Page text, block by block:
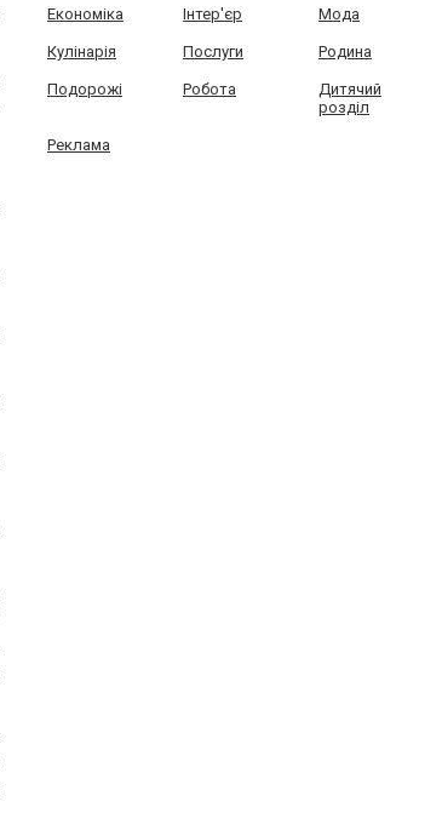
Економіка Інтер'єр Мода
Кулінарія Послуги Родина
Подорожі Робота
Дитячий
розділ
Реклама